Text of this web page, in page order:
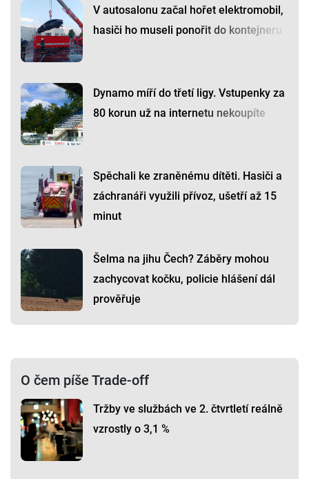
V autosalonu začal hořet elektromobil,
hasiči ho museli ponořit do kontejneru
Dynamo míří do třetí ligy. Vstupenky za
80 korun už na internetu nekoupíte
Spěchali ke zraněnému dítěti. Hasiči a
záchranáři využili přívoz, ušetří až 15
minut
Šelma na jihu Čech? Záběry mohou
zachycovat kočku, policie hlášení dál
prověřuje
O čem píše Trade-off
Tržby ve službách ve 2. čtvrtletí reálně
vzrostly o 3,1 %